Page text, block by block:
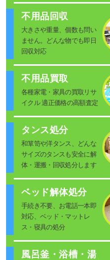
不用品回収
大きさや重量、個数も問い
ません。どんな物でも即日
回収対応
不用品買取
各種家電・家具の買取リサ
イクル 適正価格の高額査定
タンス処分
和箪笥や洋タンス、どんな
サイズのタンスも安全に解
体・運搬・回収処分します
ベッド解体処分
手続き不要、お電話一本即
対応、ベッド・マットレ
ス・寝具の処分
風呂釜・浴槽・湯